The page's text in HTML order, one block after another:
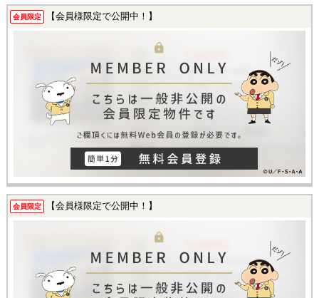
会員限定 【会員様限定で公開中！】
会員限定 【会員様限定で公開中！】